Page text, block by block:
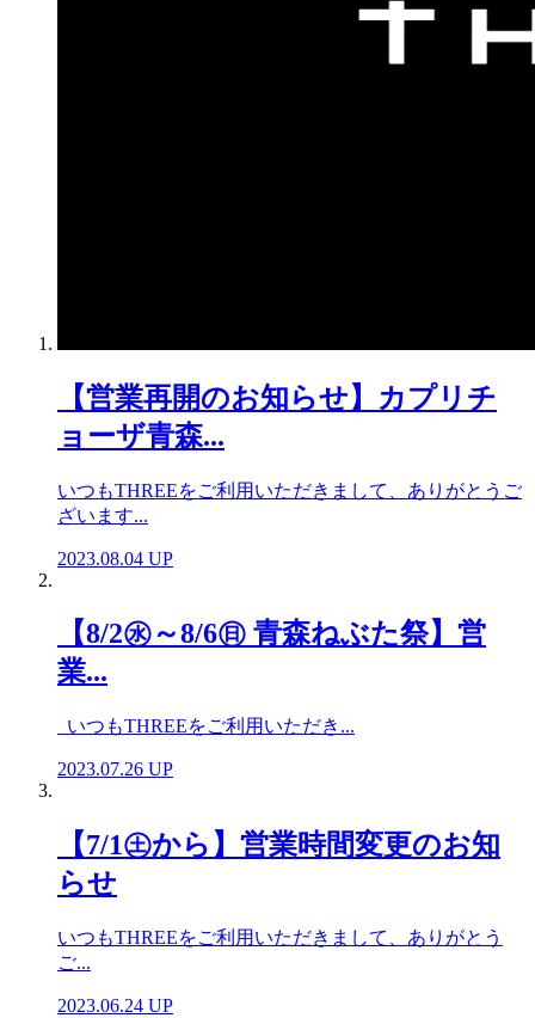
【営業再開のお知らせ】カプリチ
ョーザ青森...
いつもTHREEをご利用いただきまして、ありがとうご
ざいます...
2023.08.04 UP
【8/2㊌～8/6㊐ 青森ねぶた祭】営
業...
いつもTHREEをご利用いただき...
2023.07.26 UP
【7/1㊏から】営業時間変更のお知
らせ
いつもTHREEをご利用いただきまして、ありがとう
ご...
2023.06.24 UP